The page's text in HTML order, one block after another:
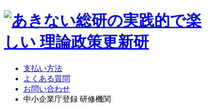
支払い方法
よくある質問
お問い合わせ
中小企業庁登録 研修機関